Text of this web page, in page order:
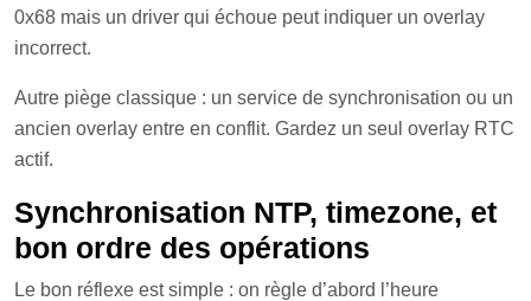
0x68 mais un driver qui échoue peut indiquer un overlay
incorrect.
Autre piège classique : un service de synchronisation ou un
ancien overlay entre en conflit. Gardez un seul overlay RTC
actif.
Synchronisation NTP, timezone, et
bon ordre des opérations
Le bon réflexe est simple : on règle d’abord l’heure